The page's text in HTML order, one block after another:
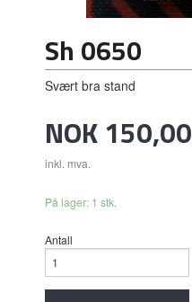
Sh 0650
Svært bra stand
Pris
NOK150,00
inkl. mva.
På lager: 1 stk.
Antall